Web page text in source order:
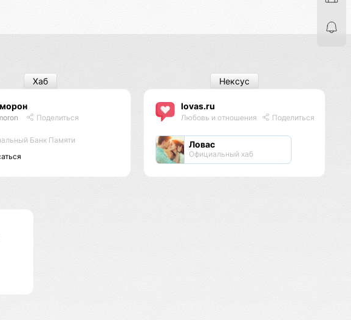
Поделиться
Банк Памяти
Хаб
lovas.ru
Любовь и отношения Поделиться
Ловас
Официальный хаб
Нексус